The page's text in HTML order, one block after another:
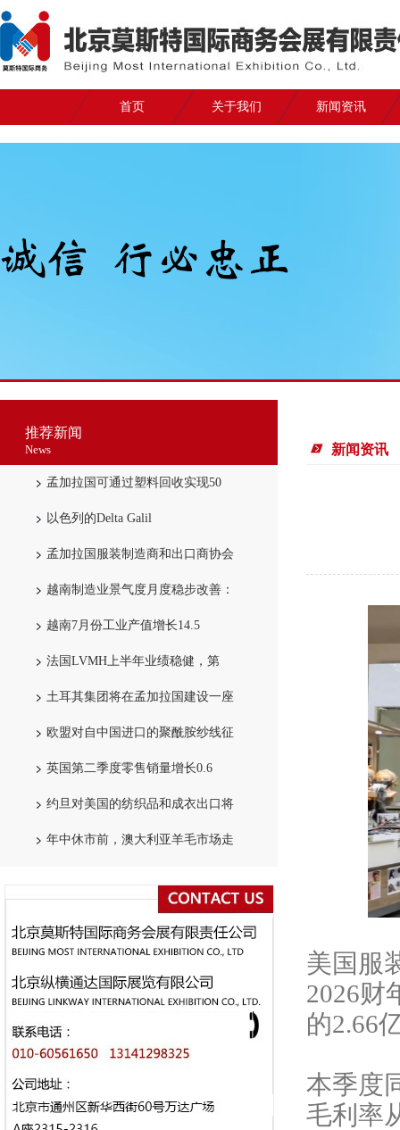
首页 关于我们 新闻资讯
推荐新闻
News
孟加拉国可通过塑料回收实现50
以色列的Delta Galil
孟加拉国服装制造商和出口商协会
越南制造业景气度月度稳步改善：
越南7月份工业产值增长14.5
法国LVMH上半年业绩稳健，第
土耳其集团将在孟加拉国建设一座
欧盟对自中国进口的聚酰胺纱线征
英国第二季度零售销量增长0.6
约旦对美国的纺织品和成衣出口将
年中休市前，澳大利亚羊毛市场走
新闻资讯
美国服
2026财
的2.66
本季度
毛利率